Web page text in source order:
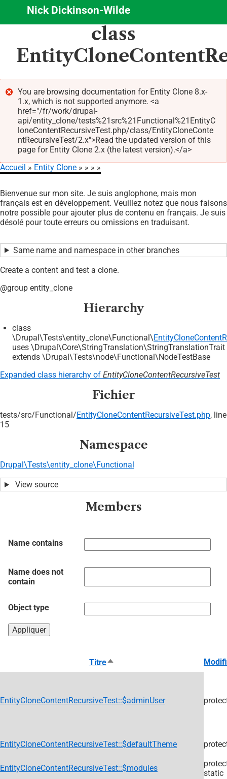
Aller
contenu
principal
Nick Dickinson-Wilde
class
Message
d'erreur
You are browsing documentation for Entity Clone 8.x-
1.x, which is not supported anymore. <a
href="/fr/work/drupal-
api/entity_clone/tests%21src%21Functional%21EntityC
loneContentRecursiveTest.php/class/EntityCloneConte
ntRecursiveTest/2.x">Read the updated version of this
page for Entity Clone 2.x (the latest version).</a>
d'Ariane
Accueil Entity Clone
Bienvenue sur mon site. Je suis anglophone, mais mon
français est en développement. Veuillez notez que nous faisons
notre possible pour ajouter plus de contenu en français. Je suis
désolé pour toute erreurs ou omissions en traduisant.
Same name and namespace in other branches
Create a content and test a clone.
@group entity_clone
Hierarchy
class
\Drupal\Tests\entity_clone\Functional\
uses \Drupal\Core\StringTranslation\StringTranslationTrait
extends \Drupal\Tests\node\Functional\NodeTestBase
Expanded class hierarchy of EntityCloneContentRecursiveTest
Fichier
tests/src/Functional/EntityCloneContentRecursiveTest.php, line
15
Namespace
Drupal\Tests\entity_clone\Functional
View source
Members
Name contains
Name does not
contain
Object type
Titre Trier
par
EntityCloneContentRecursiveTest::$adminUser
EntityCloneContentRecursiveTest::$defaultTheme
EntityCloneContentRecursiveTest::$modules
static